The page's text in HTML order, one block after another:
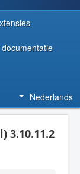
documentatie
Nederlands
3.10.11.2